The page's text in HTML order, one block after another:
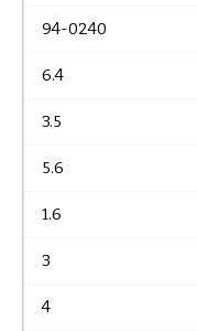
94-0240
6.4
3.5
5.6
1.6
3
4